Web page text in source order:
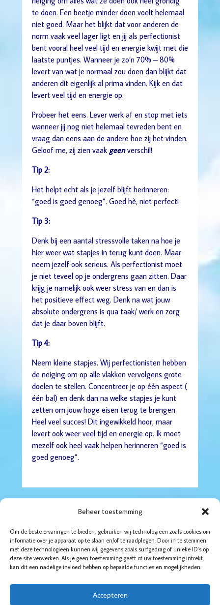
Beheer toestemming
Om de beste ervaringen te bieden, gebruiken wij technologieën zoals cookies om
informatie over je apparaat op te slaan en/of te raadplegen. Door in te stemmen
met deze technologieën kunnen wij gegevens zoals surfgedrag of unieke ID's op
deze site verwerken. Als je geen toestemming geeft of uw toestemming intrekt,
kan dit een nadelige invloed hebben op bepaalde functies en mogelijkheden.
Accepteren
te doen. Een beetje minder doen voelt helemaal
niet goed. Maar het blijkt dat voor anderen de
norm vaak veel lager ligt en jij als perfectionist
bent vooral heel veel tijd en energie kwijt met die
laatste puntjes. Wanneer je zo’n 70% – 80%
levert van wat je normaal zou doen dan blijkt dat
anderen dit eigenlijk al prima vinden. Kijk en dat
levert veel tijd en energie op.
Probeer het eens. Lever werk af en stop met iets
wanneer jij nog niet helemaal tevreden bent en
vraag dan eens aan de andere hoe zij het vinden.
Geloof me, zij zien vaak geenverschil!
Tip 2:
Het helpt echt als je jezelf blijft herinneren:
“goed is goed genoeg”. Goed hè, niet perfect!
Tip 3:
Denk bij een aantal stressvolle taken na hoe je
hier weer wat stapjes in terug kunt doen. Maar
neem jezelf ook serieus. Als perfectionist moet
je niet teveel op je ondergrens gaan zitten. Daar
krijg je namelijk ook weer stress van en dan is
het positieve effect weg. Denk na wat jouw
absolute ondergrens is qua taak/ werk en zorg
dat je daar boven blijft.
Tip 4:
Neem kleine stapjes. Wij perfectionisten hebben
de neiging om op alle vlakken vervolgens grote
doelen te stellen. Concentreer je op één aspect (
één bal) en denk dan na welke stapjes je kunt
zetten om jouw hoge eisen terug te brengen.
Heel veel succes! Dit ingewikkeld hoor, maar
levert ook weer veel tijd en energie op. Ik moet
mezelf ook heel vaak helpen herinneren “goed is
goed genoeg”.
Boddaertstraat 32
2522HG Den Haag
© De Balanscoach voor Vrouwen